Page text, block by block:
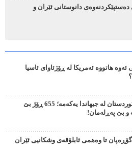
دانوستانی ئێران و
ئەوە هاتووە ئەمریکا لە ڕۆژئاوای ئاسیا
هەرێمی کوردستان لە جیهاندا یەکەمە؛ 655 ڕۆژ بێ
بێ پەڕلەمان!
تا وەهمی ئابلۆقەی وشکانیی ئێران